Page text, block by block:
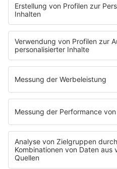
Jobline
Streams
Podcasts
Mehr Streams
Service
Datenschutz
Impressum
Werbung buchen
Presse